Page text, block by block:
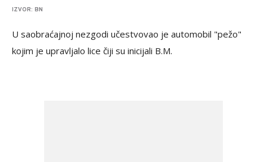
IZVOR: BN
U saobraćajnoj nezgodi učestvovao je automobil "pežo"
kojim je upravljalo lice čiji su inicijali B.M.